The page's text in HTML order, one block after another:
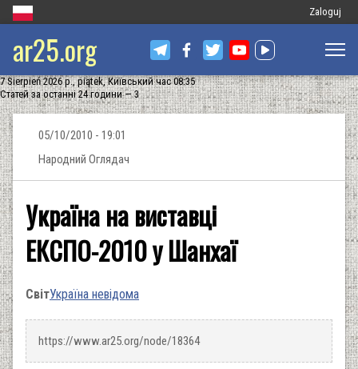
Меню
запису
Zaloguj
ar25.org
7 Sierpień 2026 р., piątek, Київський час 08:35
Статей за останні 24 години — 3
05/10/2010 - 19:01
Народний Оглядач
Україна на виставці
ЕКСПО-2010 у Шанхаї
СвітУкраїна невідома
https://www.ar25.org/node/18364